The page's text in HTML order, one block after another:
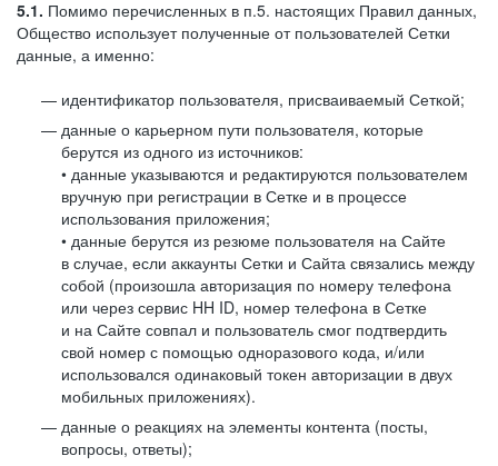
5.1. Помимо перечисленных в п.5. настоящих Правил данных,
Общество использует полученные от пользователей Сетки
данные, а именно:
идентификатор пользователя, присваиваемый Сеткой;
данные о карьерном пути пользователя, которые
берутся из одного из источников:
• данные указываются и редактируются пользователем
вручную при регистрации в Сетке и в процессе
использования приложения;
• данные берутся из резюме пользователя на Сайте
в случае, если аккаунты Сетки и Сайта связались между
собой (произошла авторизация по номеру телефона
или через сервис HH ID, номер телефона в Сетке
и на Сайте совпал и пользователь смог подтвердить
свой номер с помощью одноразового кода, и/или
использовался одинаковый токен авторизации в двух
мобильных приложениях).
данные о реакциях на элементы контента (посты,
вопросы, ответы);